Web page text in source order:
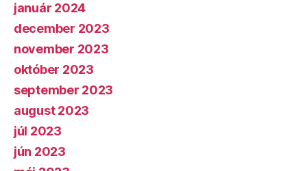
január 2024
december 2023
november 2023
október 2023
september 2023
august 2023
júl 2023
jún 2023